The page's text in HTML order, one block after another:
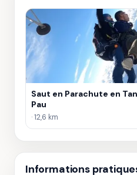
Saut en Parachute en
Pau
· 12,6 km
Informations